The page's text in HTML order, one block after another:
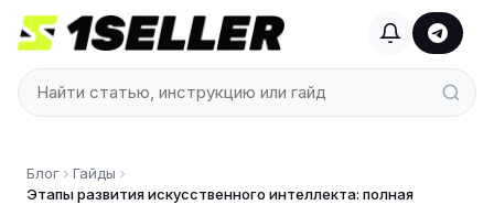
Блог
Гайды
Этапы развития искусственного интеллекта: полная